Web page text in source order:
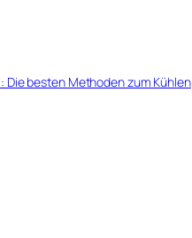
Die besten Methoden zum Kühlen